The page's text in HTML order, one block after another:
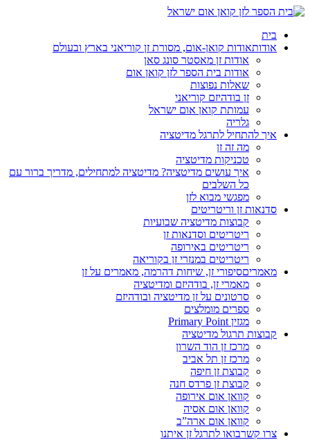
בית
אודותאודות קואן-אום, מסורת זן קוריאני בארץ ובעולם
אודות זן מאסטר סונג סאן
אודות בית הספר לזן קואן אום
שאלות נפוצות
זן בודהיזם קוריאני
עמותת קואן אום ישראל
גלריה
איך להתחיל לתרגל מדיטציה
מה זה זן
טכניקות מדיטציה
איך עושים מדיטציה? מדיטציה למתחילים, מדריך ברור עם
כל השלבים
מפגשי מבוא לזן
סדנאות זן וריטריטים
קבוצות מדיטציה שבועיות
ריטריטים וסדנאות זן
ריטריטים באירופה
ריטריטים במנזרי זן בקוריאה
מאמריםסיפורי זן, שיחות דהרמה, מאמרים על זן
מאמרי זן, בודהיזם ומדיטציה
סרטונים על זן מדיטציה ובודהיזם
ספרים מומלצים
מגזין Primary Point
קבוצות תרגול מדיטציה
מרכז זן הוד השרון
מרכז זן תל אביב
קבוצת זן חיפה
קבוצת זן פרדס חנה
קוואן אום אירופה
קוואן אום אסיה
קוואן אום ארה”ב
צרו קשרבואו לתרגל זן איתנו